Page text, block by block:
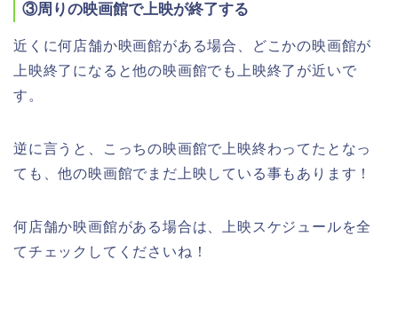
③周りの映画館で上映が終了する
近くに何店舗か映画館がある場合、どこかの映画館が
上映終了になると他の映画館でも上映終了が近いで
す。
逆に言うと、こっちの映画館で上映終わってたとなっ
ても、他の映画館でまだ上映している事もあります！
何店舗か映画館がある場合は、上映スケジュールを全
てチェックしてくださいね！